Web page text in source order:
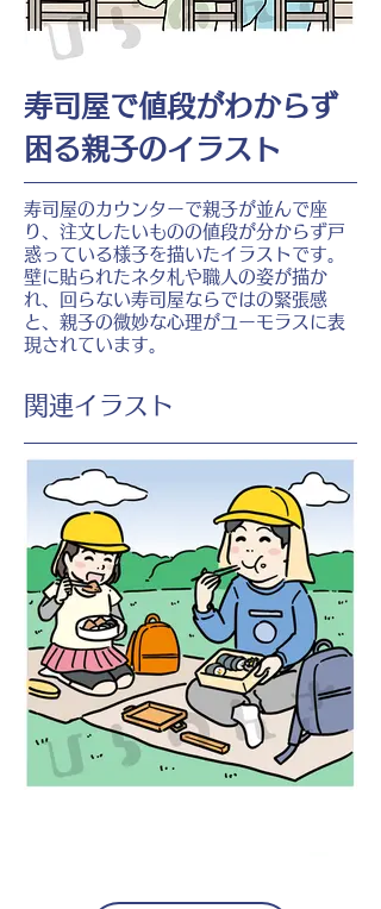
寿司屋で値段がわからず
困る親子のイラスト
寿司屋のカウンターで親子が並んで座
り、注文したいものの値段が分からず戸
惑っている様子を描いたイラストです。
壁に貼られたネタ札や職人の姿が描か
れ、回らない寿司屋ならではの緊張感
と、親子の微妙な心理がユーモラスに表
現されています。
​関連イラスト